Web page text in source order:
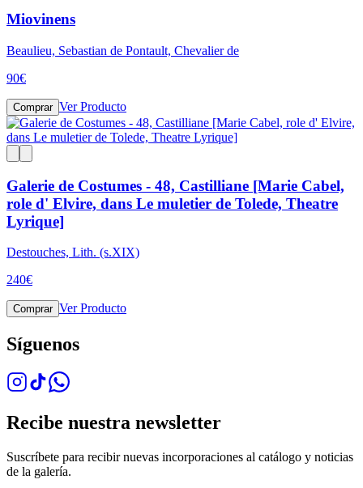
Miovinens
Beaulieu, Sebastian de Pontault, Chevalier de
90€
Comprar Ver Producto
Galerie de Costumes - 48, Castilliane [Marie Cabel,
role d' Elvire, dans Le muletier de Tolede, Theatre
Lyrique]
Destouches, Lith. (s.XIX)
240€
Comprar Ver Producto
Síguenos
Recibe nuestra newsletter
Suscríbete para recibir nuevas incorporaciones al catálogo y noticias
de la galería.